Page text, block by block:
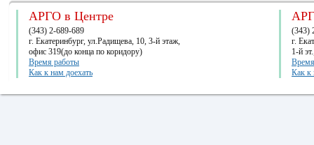
АРГО в Центре
(343) 2-689-689
г. Екатеринбург, ул.Радищева, 10, 3-й этаж,
офис 319(до конца по коридору)
Время работы
Как к нам доехать
(343)
г.
1-й
Как к